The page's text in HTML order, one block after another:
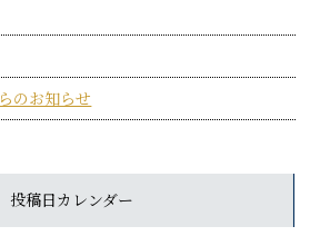
のお知らせ
投稿日カレンダー